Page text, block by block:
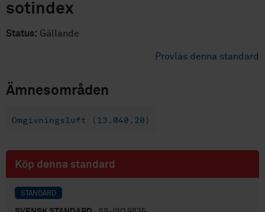
sotindex
Status: Gällande
Provläs denna standard
Ämnesområden
Omgivningsluft (13.040.20)
Köp denna standard
STANDARD